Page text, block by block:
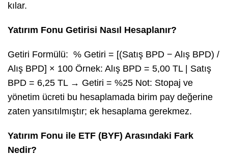
kılar.
Yatırım Fonu Getirisi Nasıl Hesaplanır?
Getiri Formülü: % Getiri = [(Satış BPD − Alış BPD) /
Alış BPD] × 100 Örnek: Alış BPD = 5,00 TL | Satış
BPD = 6,25 TL → Getiri = %25 Not: Stopaj ve
yönetim ücreti bu hesaplamada birim pay değerine
zaten yansıtılmıştır; ek hesaplama gerekmez.
Yatırım Fonu ile ETF (BYF) Arasındaki Fark
Nedir?